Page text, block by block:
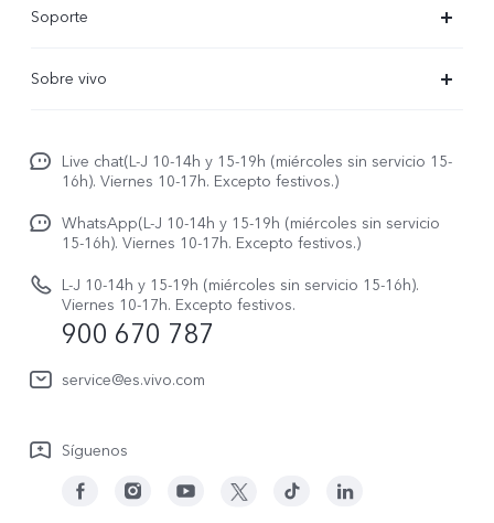
X300
V70 5G
V70 FE
Y31 5G
Soporte
Autenticación de IMEI
Gestión de reparaciones
Manual de usuario
Actualización de sistema
Actualizar registro
Instrucciones de Garantía
Sobre vivo
Netiqueta vivo
Avisos legales
Acerca de nosotros
Sostenibilidad
Centro de privacidad de vivo
Live chat(L-J 10-14h y 15-19h (miércoles sin servicio 15-
16h). Viernes 10-17h. Excepto festivos.)
WhatsApp(L-J 10-14h y 15-19h (miércoles sin servicio
15-16h). Viernes 10-17h. Excepto festivos.)
L-J 10-14h y 15-19h (miércoles sin servicio 15-16h).
Viernes 10-17h. Excepto festivos.
900 670 787
service@es.vivo.com
Síguenos